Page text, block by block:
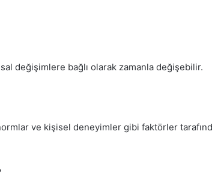
değişimlere bağlı olarak zamanla değişebilir.
ve kişisel deneyimler gibi faktörler